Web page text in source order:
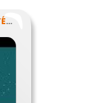
FÖLÖSLEGES IDŐTÖLTÉS?